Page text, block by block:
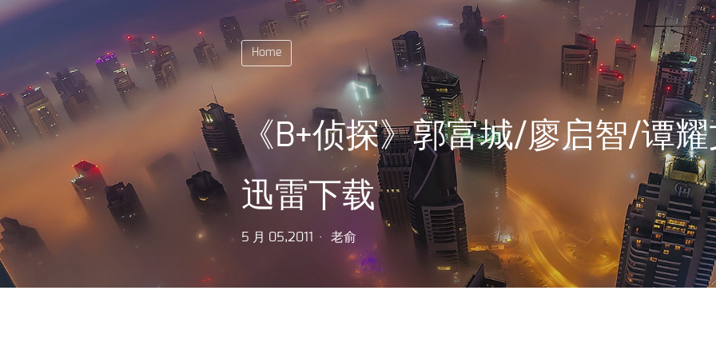
Home
《B+侦探》郭富城/廖启智/谭耀
迅雷下载
5 月 05,2011 老俞